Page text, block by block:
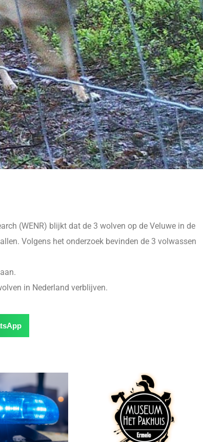
(WENR) blijkt dat de 3 wolven op de Veluwe in de
Volgens het onderzoek bevinden de 3 volwassen
in Nederland verblijven.